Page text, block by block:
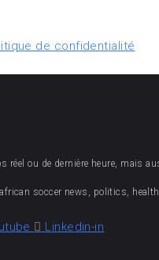
de confidentialité
réel ou de dernière heure, mais
soccer news, politics,
Linkedin-in